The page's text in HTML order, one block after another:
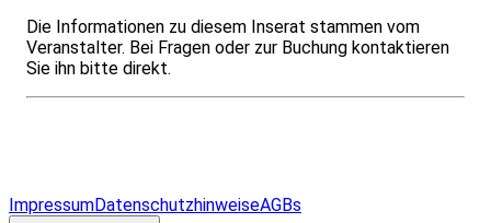
Die Informationen zu diesem Inserat stammen vom
Veranstalter. Bei Fragen oder zur Buchung kontaktieren
Sie ihn bitte direkt.
ImpressumDatenschutzhinweiseAGBs